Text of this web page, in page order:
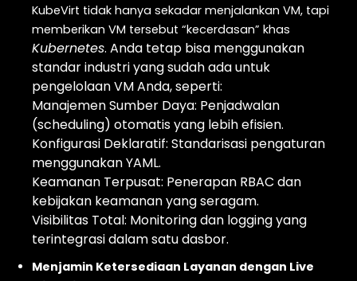
KubeVirt tidak hanya sekadar menjalankan VM, tapi
memberikan VM tersebut “kecerdasan” khas
Kubernetes. Anda tetap bisa menggunakan
standar industri yang sudah ada untuk
pengelolaan VM Anda, seperti:
Manajemen Sumber Daya: Penjadwalan
(scheduling) otomatis yang lebih efisien.
Konfigurasi Deklaratif: Standarisasi pengaturan
menggunakan YAML.
Keamanan Terpusat: Penerapan RBAC dan
kebijakan keamanan yang seragam.
Visibilitas Total: Monitoring dan logging yang
terintegrasi dalam satu dasbor.
Menjamin Ketersediaan Layanan dengan Live